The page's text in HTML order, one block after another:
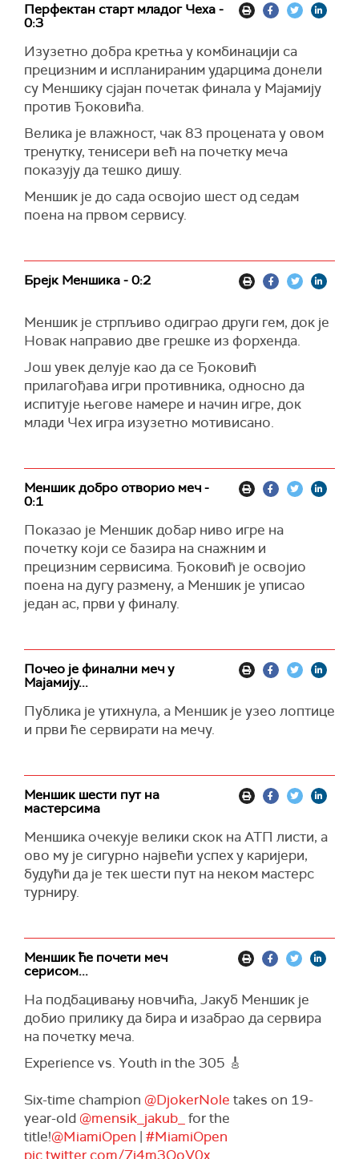
Перфектан старт младог Чеха -
0:3
Изузетно добра кретња у комбинацији са
прецизним и испланираним ударцима донели
су Меншику сјајан почетак финала у Мајамију
против Ђоковића.
Велика је влажност, чак 83 процената у овом
тренутку, тенисери већ на почетку меча
показују да тешко дишу.
Меншик је до сада освојио шест од седам
поена на првом сервису.
Брејк Меншика - 0:2
Меншик је стрпљиво одиграо други гем, док је
Новак направио две грешке из форхенда.
Још увек делује као да се Ђоковић
прилагођава игри противника, односно да
испитује његове намере и начин игре, док
млади Чех игра изузетно мотивисано.
Меншик добро отворио меч -
0:1
Показао је Меншик добар ниво игре на
почетку који се базира на снажним и
прецизним сервисима. Ђоковић је освојио
поена на дугу размену, а Меншик је уписао
један ас, први у финалу.
Почео је финални меч у
Мајамију...
Публика је утихнула, а Меншик је узео лоптице
и први ће сервирати на мечу.
Меншик шести пут на
мастерсима
Меншика очекује велики скок на АТП листи, а
ово му је сигурно највећи успех у каријери,
будући да је тек шести пут на неком мастерс
турниру.
Меншик ће почети меч
серисом...
На подбацивању новчића, Јакуб Меншик је
добио прилику да бира и изабрао да сервира
на почетку меча.
Experience vs. Youth in the 305 🎸
Six-time champion @DjokerNole takes on 19-
year-old @mensik_jakub_ for the
title!@MiamiOpen | #MiamiOpen
pic.twitter.com/7j4m3QoV0x